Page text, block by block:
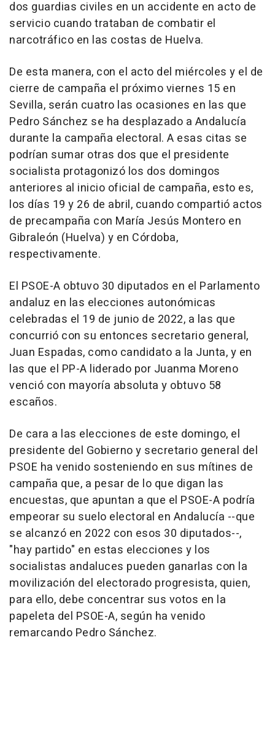
dos guardias civiles en un accidente en acto de
servicio cuando trataban de combatir el
narcotráfico en las costas de Huelva.
De esta manera, con el acto del miércoles y el de
cierre de campaña el próximo viernes 15 en
Sevilla, serán cuatro las ocasiones en las que
Pedro Sánchez se ha desplazado a Andalucía
durante la campaña electoral. A esas citas se
podrían sumar otras dos que el presidente
socialista protagonizó los dos domingos
anteriores al inicio oficial de campaña, esto es,
los días 19 y 26 de abril, cuando compartió actos
de precampaña con María Jesús Montero en
Gibraleón (Huelva) y en Córdoba,
respectivamente.
El PSOE-A obtuvo 30 diputados en el Parlamento
andaluz en las elecciones autonómicas
celebradas el 19 de junio de 2022, a las que
concurrió con su entonces secretario general,
Juan Espadas, como candidato a la Junta, y en
las que el PP-A liderado por Juanma Moreno
venció con mayoría absoluta y obtuvo 58
escaños.
De cara a las elecciones de este domingo, el
presidente del Gobierno y secretario general del
PSOE ha venido sosteniendo en sus mítines de
campaña que, a pesar de lo que digan las
encuestas, que apuntan a que el PSOE-A podría
empeorar su suelo electoral en Andalucía --que
se alcanzó en 2022 con esos 30 diputados--,
"hay partido" en estas elecciones y los
socialistas andaluces pueden ganarlas con la
movilización del electorado progresista, quien,
para ello, debe concentrar sus votos en la
papeleta del PSOE-A, según ha venido
remarcando Pedro Sánchez.